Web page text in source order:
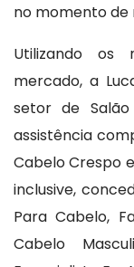
no momento de
Utilizando os
mercado, a
setor de
assistência
Cabelo Crespo
inclusive,
Para Cabelo,
Cabelo